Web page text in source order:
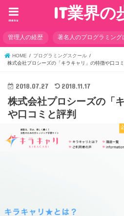
IT業界の
menu
管理人の経歴 著名人のプログラミング
HOME
プログラミングスクール
株式会社プロシーズの「キラキャリ」の特徴や口コ
2018.07.27 2018.11.17
株式会社プロシーズの「
や口コミと評判